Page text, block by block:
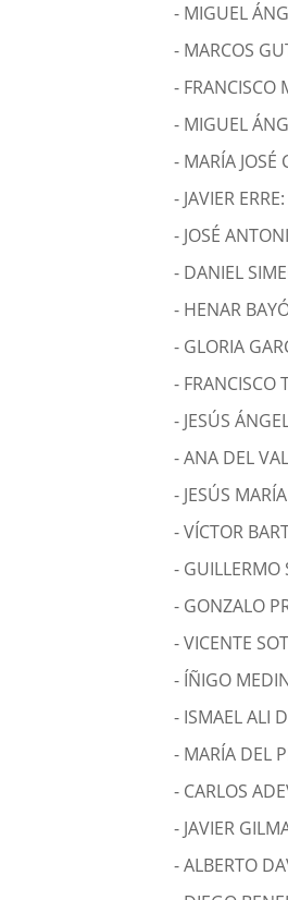
- MIGUEL
- MARCOS
-
- MIGUEL
- MARÍA
- JAVIER ERRE:
- JOSÉ
- DANIEL
- HENAR
- GLORIA
- FRANCISCO
- JESÚS
- ANA DEL
- JESÚS
- VÍCTOR
- GUILLERMO
- GONZALO
- VICENTE
- ÍÑIGO
- ISMAEL ALI
- MARÍA DEL
- CARLOS
- JAVIER
- ALBERTO